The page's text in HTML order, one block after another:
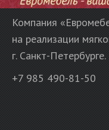
Компания
на реализации
г. Санкт-Петербурге.
+7 985 490-81-50